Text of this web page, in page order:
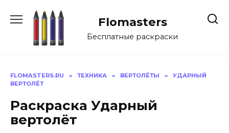
Flomasters
Бесплатные раскраски
FLOMASTERS.RU » ТЕХНИКА » ВЕРТОЛЁТЫ »
УДАРНЫЙ
ВЕРТОЛЁТ
Раскраска Ударный
вертолёт